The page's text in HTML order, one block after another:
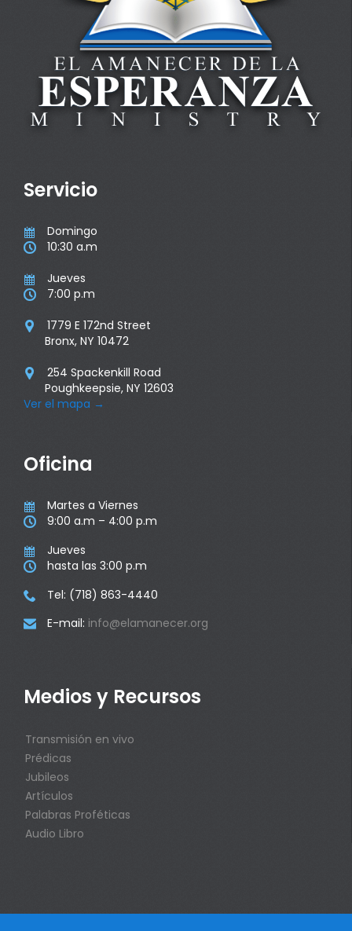
Servicio
 Domingo
 10:30 a.m
 Jueves
 7:00 p.m

1779 E 172nd Street
Bronx, NY 10472

254 Spackenkill Road
Poughkeepsie, NY 12603
Ver el mapa →
Oficina
 Martes a Viernes
 9:00 a.m – 4:00 p.m
 Jueves
 hasta las 3:00 p.m
 Tel: (718) 863-4440
 E-mail: info@elamanecer.org
Medios y Recursos
Transmisión en vivo
Prédicas
Jubileos
Artículos
Palabras Proféticas
Audio Libro